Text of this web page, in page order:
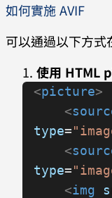
如何實施 AVIF
可以通過以下方式
使用 HTML
<picture>
    <
type=
    <
type=
    <
img